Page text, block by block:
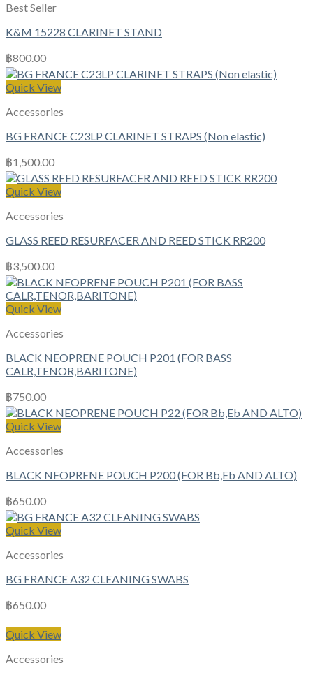
Best Seller
K&M 15228 CLARINET STAND
฿800.00
Quick View
Accessories
BG FRANCE C23LP CLARINET STRAPS (Non elastic)
฿1,500.00
Quick View
Accessories
GLASS REED RESURFACER AND REED STICK RR200
฿3,500.00
Quick View
Accessories
BLACK NEOPRENE POUCH P201 (FOR BASS
CALR,TENOR,BARITONE)
฿750.00
Quick View
Accessories
BLACK NEOPRENE POUCH P200 (FOR Bb,Eb AND ALTO)
฿650.00
Quick View
Accessories
BG FRANCE A32 CLEANING SWABS
฿650.00
Quick View
Accessories